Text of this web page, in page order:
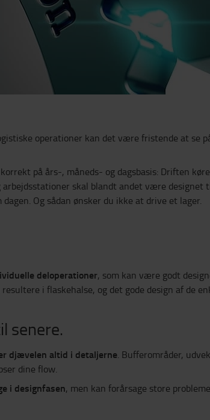
operationer kan det være fristende at se
på års-, måneds- og dagsbasis: Driften
arbejdsstationer skal blandt andet være
Og sådan ønsker du ikke at drive et lager.
deloperationer, som kan være godt
i flaskehalse, og det gode design af de
senere.
djævelen altid i detaljerne. Bufferområder,
dine flow.
i designfasen, men kan forårsage store